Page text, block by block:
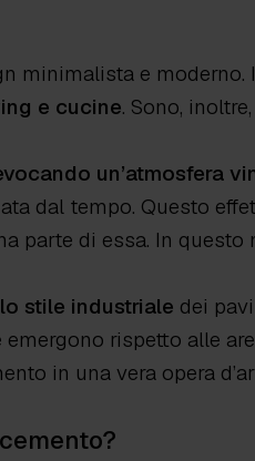
minimalista e moderno.
e cucine. Sono,
un’atmosfera
dal tempo. Questo
parte di essa. In
stile industriale dei
rispetto alle
in una vera opera